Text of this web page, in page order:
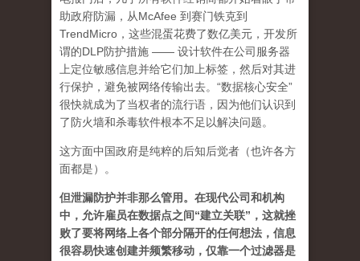
助政府防漏，从McAfee 到赛门铁克到
TrendMicro， 这些混蛋花费了数亿美元，开发所
谓的DLP防护措施 —— 设计软件在公司服务器
上定位敏感信息并给它们加上标签，然后对其进
行保护，避免被网络传输出去。“数据核心安全”
很快就成为了当权者的流行语，因为他们认识到
了防火墙和杀毒软件根本不足以解决问题。
这方面中国政府是纯粹的后知后觉者（也许各方
面都是）。
但泄漏防护并非那么管用。在现代公司和机构
中，允许雇员在数据点之间“建立关联”，这就挫
败了要将网络上各个部分隔开的任何想法，信息
很容易快速创建并频繁移动，仅靠一个过滤器是